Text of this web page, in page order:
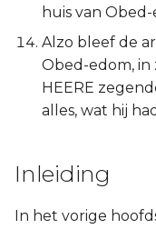
huis van
Alzo bleef de
Obed-edom, in
HEERE
alles, wat hij
Inleiding
In het vorige